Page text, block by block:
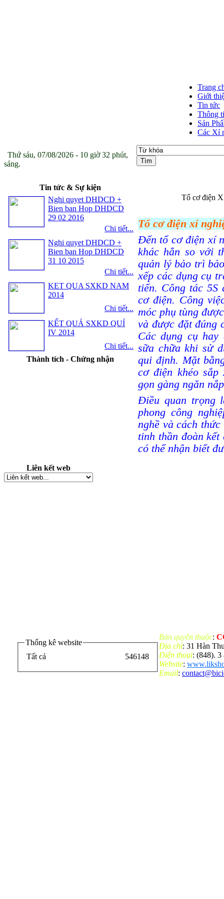
Trang
Giới
Tin tức
Thông
Sản
Các Xí
Thứ sáu, 07/08/2026 - 10 giờ 32 phút,
sáng.
Tin tức & Sự kiện
Nghi quyet DHDCD +
Bien ban Hop DHDCD
29 02 2016
Chi tiết...
Nghi quyet DHDCD +
Bien ban Hop DHDCD
31 10 2015
Chi tiết...
KET QUA SXKD NAM
2014
Chi tiết...
KẾT QUẢ SXKD QUÍ
IV 2014
Chi tiết...
Thành tích - Chứng nhận
Liên kết web
Tổ cơ điện
Tổ cơ điện xí
Đến tổ cơ điện xí
khác hẳn so với
quản lý bảo trì
xếp các dụng cụ
tiến. Công tác
cơ điện. Công
móc phụ tùng
và được đặt đúng
Các dụng cụ
sữa chữa khi sử
qui định. Mặt
cơ điện khéo sắp
gọn gàng ngăn
Điều quan trọng
phong công
nghề và cách
tinh thần đoàn
có thể nhận biết
Thống kê website
Tất cả
546148
Bản quyền thuộc:
Địa chỉ: 31 Hàn
Điện thoại: (848).
Website:
Email: